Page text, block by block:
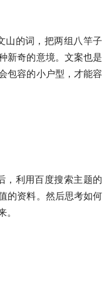
新奇的意境。文案也是
包容的小户型，才能容
的资料。然后思考如何